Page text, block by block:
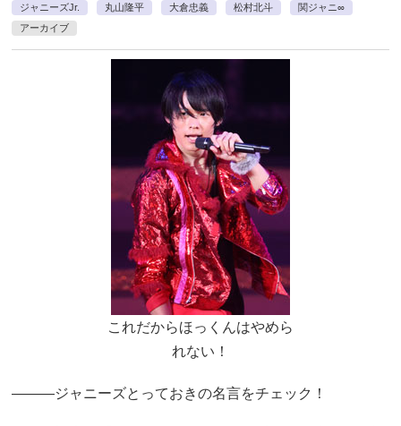
ジャニーズJr. 丸山隆平 大倉忠義 松村北斗
関ジャニ∞
アーカイブ
これだからほっくんはやめら
れない！
―――ジャニーズとっておきの名言をチェック！